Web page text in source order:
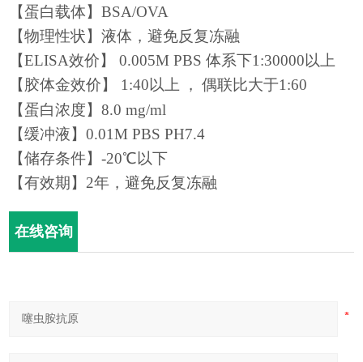
【蛋白载体】BSA/OVA
【物理性状】液体，避免反复冻融
【ELISA效价】 0.005M PBS 体系下1:30000以上
【 胶体金效价】 1 :40以上 ， 偶联比大于1:60
【蛋白浓度】8.0 mg/ml
【缓冲液】0.01M PBS PH7.4
【储存条件】-20℃以下
【有效期】 2年，避免反复冻融
在线咨询